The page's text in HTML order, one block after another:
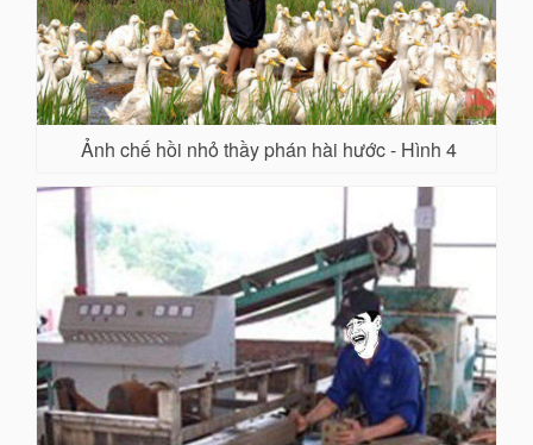
Ảnh chế hồi nhỏ thầy phán hài hước - Hình 4